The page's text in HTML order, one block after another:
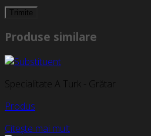
Produse similare
Specialitate A Turk - Grătar
Produs
Citește mai mult